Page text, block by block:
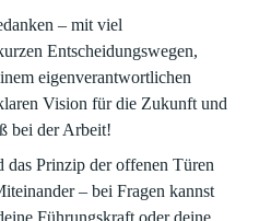
– mit viel
Entscheidungswegen,
eigenverantwortlichen
Vision für die Zukunft und
bei der Arbeit!
Prinzip der offenen Türen
– bei Fragen kannst
Führungskraft oder deine